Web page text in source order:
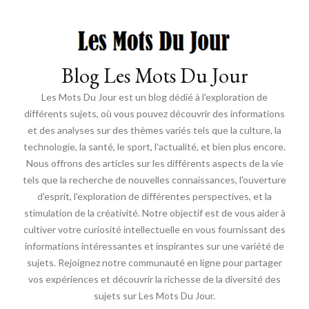
Blog Les Mots Du Jour
Les Mots Du Jour est un blog dédié à l'exploration de
différents sujets, où vous pouvez découvrir des informations
et des analyses sur des thèmes variés tels que la culture, la
technologie, la santé, le sport, l'actualité, et bien plus encore.
Nous offrons des articles sur les différents aspects de la vie
tels que la recherche de nouvelles connaissances, l'ouverture
d'esprit, l'exploration de différentes perspectives, et la
stimulation de la créativité. Notre objectif est de vous aider à
cultiver votre curiosité intellectuelle en vous fournissant des
informations intéressantes et inspirantes sur une variété de
sujets. Rejoignez notre communauté en ligne pour partager
vos expériences et découvrir la richesse de la diversité des
sujets sur Les Mots Du Jour.